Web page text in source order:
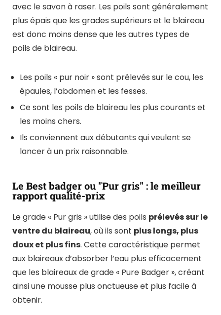
avec le savon à raser. Les poils sont généralement
plus épais que les grades supérieurs et le blaireau
est donc moins dense que les autres types de
poils de blaireau.
Les poils « pur noir » sont prélevés sur le cou, les
épaules, l’abdomen et les fesses.
Ce sont les poils de blaireau les plus courants et
les moins chers.
Ils conviennent aux débutants qui veulent se
lancer à un prix raisonnable.
Le Best badger ou "Pur gris" : le meilleur
rapport qualité-prix
Le grade « Pur gris » utilise des poils prélevés sur le
ventre du blaireau, où ils sont plus longs, plus
doux et plus fins. Cette caractéristique permet
aux blaireaux d’absorber l’eau plus efficacement
que les blaireaux de grade « Pure Badger », créant
ainsi une mousse plus onctueuse et plus facile à
obtenir.